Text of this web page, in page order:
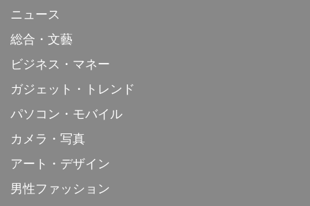
ニュース
総合・文藝
ビジネス・マネー
ガジェット・トレンド
パソコン・モバイル
カメラ・写真
アート・デザイン
男性ファッション